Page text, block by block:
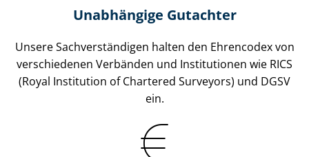
Unabhängige Gutachter
Unsere Sach­ver­stän­di­gen halten den Ehrencodex von
verschiedenen Verbänden und Institutionen wie RICS
(Royal Institution of Chartered Surveyors) und DGSV
ein.